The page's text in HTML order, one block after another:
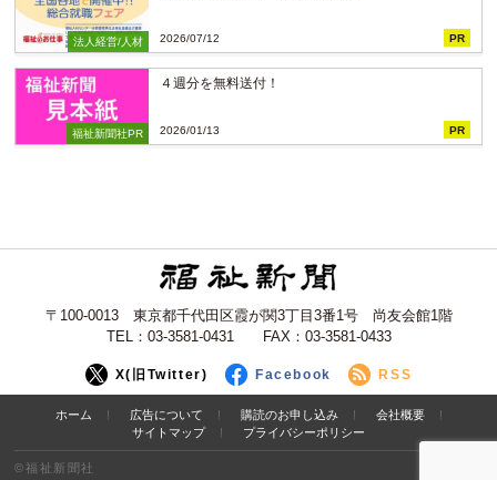
法人経営/人材 2026/07/12 PR
福祉新聞社PR
４週分を無料送付！
2026/01/13 PR
〒100-0013 東京都千代田区霞が関3丁目3番1号 尚友会館1階
TEL：03-3581-0431 FAX：03-3581-0433
X(旧Twitter) Facebook RSS
ホーム 広告について 購読のお申し込み
会社概要
サイトマップ
プライバシーポリシー
©福祉新聞社